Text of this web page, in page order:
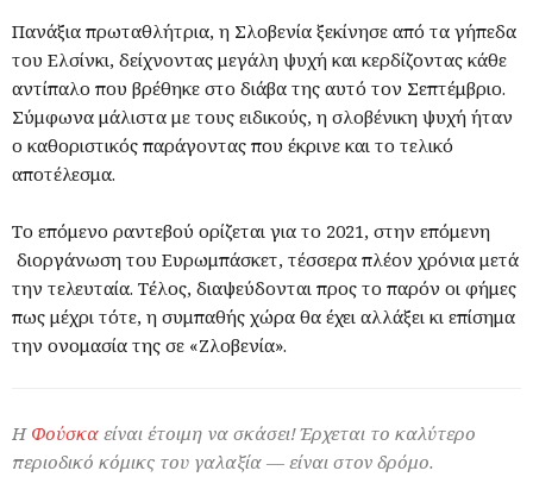
Πανάξια πρωταθλήτρια, η Σλοβενία ξεκίνησε από τα γήπεδα
του Ελσίνκι, δείχνοντας μεγάλη ψυχή και κερδίζοντας κάθε
αντίπαλο που βρέθηκε στο διάβα της αυτό τον Σεπτέμβριο.
Σύμφωνα μάλιστα με τους ειδικούς, η σλοβένικη ψυχή ήταν
ο καθοριστικός παράγοντας που έκρινε και το τελικό
αποτέλεσμα.
Το επόμενο ραντεβού ορίζεται για το 2021, στην επόμενη
διοργάνωση του Ευρωμπάσκετ, τέσσερα πλέον χρόνια μετά
την τελευταία. Τέλος, διαψεύδονται προς το παρόν οι φήμες
πως μέχρι τότε, η συμπαθής χώρα θα έχει αλλάξει κι επίσημα
την ονομασία της σε «Ζλοβενία».
Η Φούσκα είναι έτοιμη να σκάσει! Έρχεται το καλύτερο
περιοδικό κόμικς του γαλαξία — είναι στον δρόμο.